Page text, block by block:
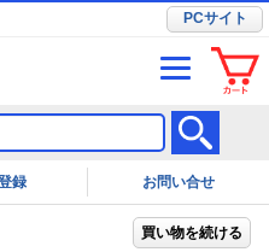
PCサイト
お問い合せ
買い物を続ける